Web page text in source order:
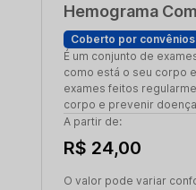
Hemograma
Coberto por convênios
É um conjunto de
como está o seu corpo
exames feitos
corpo e prevenir
A partir de:
R$ 24,00
O valor pode variar